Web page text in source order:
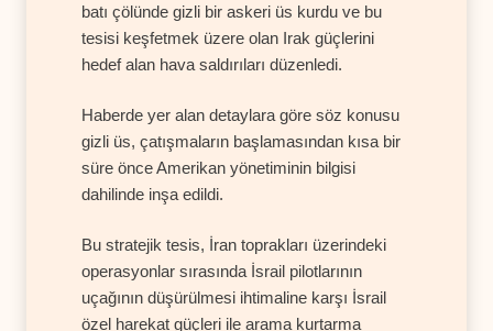
batı çölünde gizli bir askeri üs kurdu ve bu
tesisi keşfetmek üzere olan Irak güçlerini
hedef alan hava saldırıları düzenledi.
Haberde yer alan detaylara göre söz konusu
gizli üs, çatışmaların başlamasından kısa bir
süre önce Amerikan yönetiminin bilgisi
dahilinde inşa edildi.
Bu stratejik tesis, İran toprakları üzerindeki
operasyonlar sırasında İsrail pilotlarının
uçağının düşürülmesi ihtimaline karşı İsrail
özel harekat güçleri ile arama kurtarma